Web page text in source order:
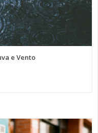
e Vento